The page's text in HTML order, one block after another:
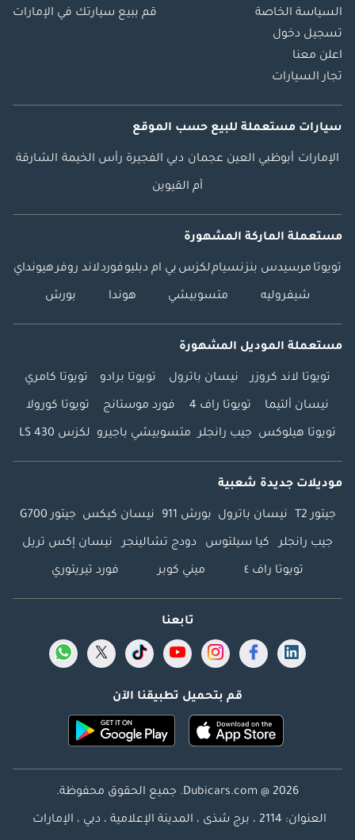
السياسة الخاصة
تسجيل دخول
اعلن معنا
تجار السيارات
قم ببيع سيارتك في الإمارات
سيارات مستعملة للبيع حسب الموقع
الإمارات أبوظبي العين عجمان دبي الفجيرة رأس الخيمة الشارقة
أم القيوين
مستعملة الماركة المشهورة
تويوتا مرسيدس بنزنسياملكزس بي ام دبليوفوردلاند روفرهيونداي
شيفروليه متسوبيشي هوندا بورش
مستعملة الموديل المشهورة
تويوتا لاند كروزر نيسان باترول تويوتا برادو تويوتا كامري
نيسان ألتيما تويوتا راف 4 فورد موستانج تويوتا كورولا
تويوتا هيلوكس جيب رانجلر متسوبيشي باجيرو لكزس LS 430
موديلات جديدة شعبية
جيتور T2 نيسان باترول بورش 911 نيسان كيكس جيتور G700
جيب رانجلر كيا سيلتوس دودج تشالينجر نيسان إكس تريل
تويوتا راف ٤ ميني كوبر فورد تيريتوري
تابعنا
قم بتحميل تطبيقنا الآن
Dubicars.com @ 2026. جميع الحقوق محفوظة.
العنوان: 2114 ، برج شذى ، المدينة الإعلامية ، دبي ، الإمارات